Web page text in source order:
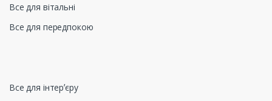
Все для вітальні
Все для передпокою
Все для інтерʼєру